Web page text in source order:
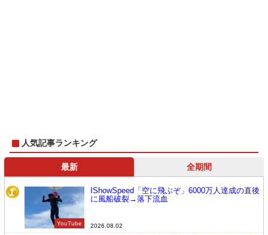
人気記事ランキング
最新 全期間
1
YouTube
IShowSpeed「空に飛ぶぞ」6000万人達成の直後
に風船破裂→落下流血
2026.08.02